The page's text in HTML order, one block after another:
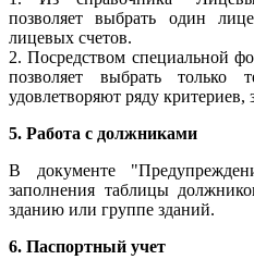
позволяет выбрать один
лицевых счетов.
2. Посредством специальной
позволяет выбрать только
удовлетворяют ряду критериев,
5. Работа с должниками
В документе
заполнения таблицы
зданию или группе зданий.
6. Паспортный учет